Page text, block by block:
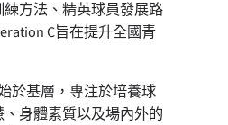
方法、精英球員發展路
C旨在提升全國青
於基層，專注於培養球
身體素質以及場內外的